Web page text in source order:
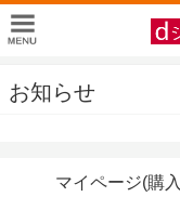
お知らせ
マイページ(購